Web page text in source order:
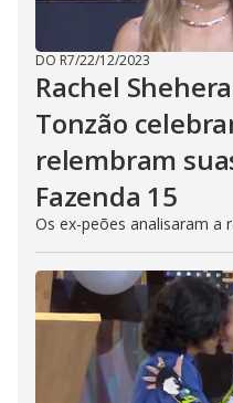
DO R7/22/12/2023
Rachel
Tonzão
relembram
Fazenda 15
Os ex-peões analisaram a